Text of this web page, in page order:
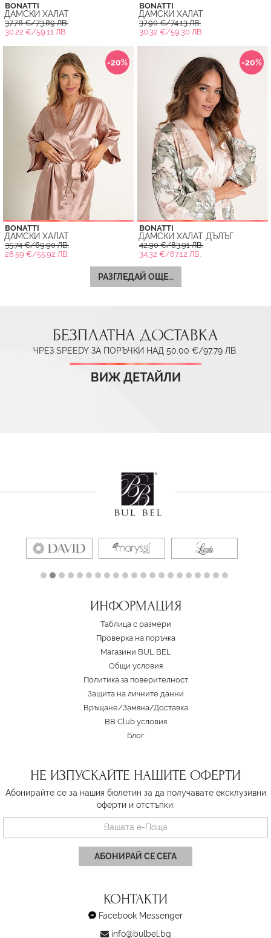
BONATTI
ДАМСКИ ХАЛАТ
37.78 €/73.89 ЛВ.
30.22 €/59.11 ЛВ.
BONATTI
ДАМСКИ ХАЛАТ
37.90 €/74.13 ЛВ.
30.32 €/59.30 ЛВ.
-20%
BONATTI
ДАМСКИ ХАЛАТ
35.74 €/69.90 ЛВ.
28.59 €/55.92 ЛВ.
-20%
BONATTI
ДАМСКИ ХАЛАТ ДЪЛЪГ
42.90 €/83.91 ЛВ.
34.32 €/67.12 ЛВ.
РАЗГЛЕДАЙ ОЩЕ...
БЕЗПЛАТНА ДОСТАВКА
ЧРЕЗ SPEEDY ЗА ПОРЪЧКИ НАД 50.00 €/97.79 ЛВ.
ВИЖ ДЕТАЙЛИ
ИНФОРМАЦИЯ
Таблица с размери
Проверка на поръчка
Магазини BUL BEL
Oбщи условия
Политика за поверителност
Защита на личните данни
Връщане/Замяна/Доставка
BB Club условия
Блог
НЕ ИЗПУСКАЙТЕ НАШИТЕ ОФЕРТИ
Абонирайте се за нашия бюлетин за да получавате ексклузивни
оферти и отстъпки.
АБОНИРАЙ СЕ СЕГА
КОНТАКТИ
Facebook Messenger
info@bulbel.bg